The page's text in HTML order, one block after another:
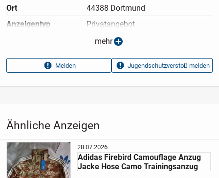
Ähnliche Anzeigen
28.07.2026
Adidas Firebird Camouflage Anzug
Jacke Hose Camo Trainingsanzug
Ort
44388 Dortmund
Anzeigen­typ
Privatangebot
09.07.2026
Anzeigen­kennung
f37cd96b
Aufrufe dieser
13
Herrenkleidung›Herren-
Sportanzüge
mehr
Melden Jugendschutzverstoß melden